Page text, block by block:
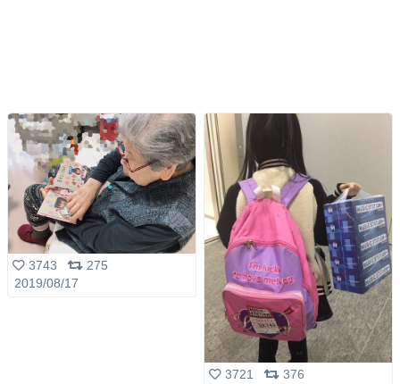
3743
275
2019/08/17
3721
376